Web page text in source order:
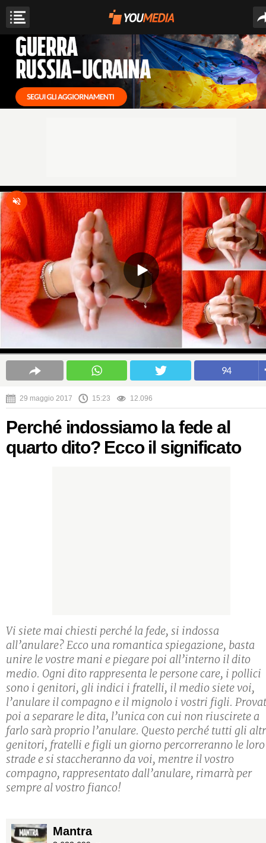
94
29 maggio 2017 15:23 12.096
Perché indossiamo la fede al
quarto dito? Ecco il significato
Vi siete mai chiesti perché la fede, si indossa
all’anulare? Ecco una romantica spiegazione, basta
unire le vostre mani e piegare poi all’interno il dito
medio. Ogni dito rappresenta le persone care, i pollici
sono i genitori, gli indici i fratelli, il medio siete voi,
l’anulare il compagno e il mignolo i vostri figli.
poi a separare le dita, l’unica con cui non riuscirete a
farlo sarà proprio l’anulare. Questo perché tutti gli
genitori, fratelli e figli un giorno percorreranno le loro
strade e si staccheranno da voi, mentre il vostro
compagno, rappresentato dall’anulare, rimarrà per
sempre al vostro fianco!
Mantra